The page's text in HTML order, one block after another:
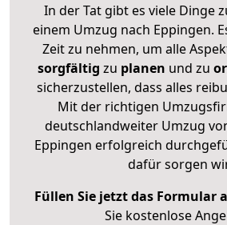
In der Tat gibt es viele Dinge
einem Umzug nach Eppingen.
Zeit zu nehmen, um alle
sorgfältig zu planen und zu
sicherzustellen, dass alles
Mit der richtigen
deutschlandweiter Umzug
Eppingen erfolgreich
dafür sorgen
Füllen Sie jetzt das Formular
Sie kostenlose